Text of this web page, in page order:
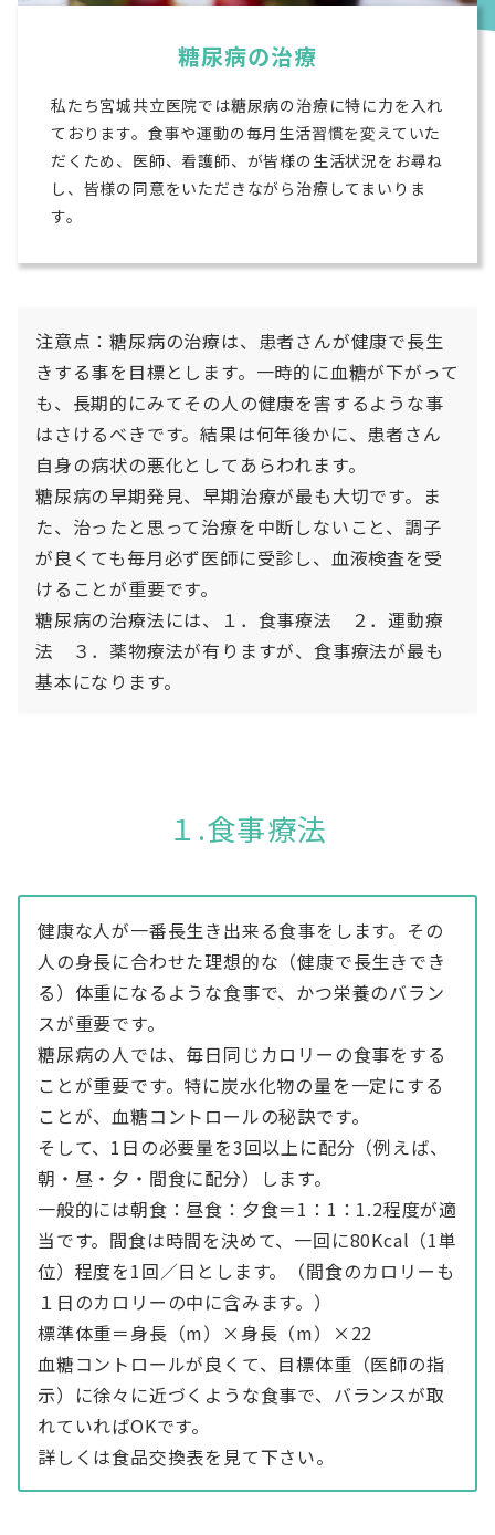
糖尿病の治療
私たち宮城共立医院では糖尿病の治療に特に力を入れ
ております。食事や運動の毎月生活習慣を変えていた
だくため、医師、看護師、が皆様の生活状況をお尋ね
し、皆様の同意をいただきながら治療してまいりま
す。
注意点：糖尿病の治療は、患者さんが健康で長生
きする事を目標とします。一時的に血糖が下がって
も、長期的にみてその人の健康を害するような事
はさけるべきです。結果は何年後かに、患者さん
自身の病状の悪化としてあらわれます。
糖尿病の早期発見、早期治療が最も大切です。ま
た、治ったと思って治療を中断しないこと、調子
が良くても毎月必ず医師に受診し、血液検査を受
けることが重要です。
糖尿病の治療法には、１．食事療法 ２．運動療
法 ３．薬物療法が有りますが、食事療法が最も
基本になります。
１.食事療法
健康な人が一番長生き出来る食事をします。その
人の身長に合わせた理想的な（健康で長生きでき
る）体重になるような食事で、かつ栄養のバラン
スが重要です。
糖尿病の人では、毎日同じカロリーの食事をする
ことが重要です。特に炭水化物の量を一定にする
ことが、血糖コントロールの秘訣です。
そして、1日の必要量を3回以上に配分（例えば、
朝・昼・夕・間食に配分）します。
一般的には朝食：昼食：夕食＝1：1：1.2程度が適
当です。間食は時間を決めて、一回に80Kcal（1単
位）程度を1回／日とします。（間食のカロリーも
１日のカロリーの中に含みます。）
標準体重＝身長（m）×身長（m）×22
血糖コントロールが良くて、目標体重（医師の指
示）に徐々に近づくような食事で、バランスが取
れていればOKです。
詳しくは食品交換表を見て下さい。